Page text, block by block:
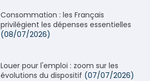
Consommation : les Français
privilégient les dépenses essentielles
(08/07/2026)
Louer pour l'emploi : zoom sur les
évolutions du dispositif (07/07/2026)